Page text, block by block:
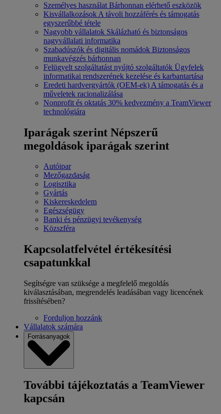
Személyes használat Bárhonnan elérhető eszközök
Kisvállalkozások A távoli hozzáférés és támogatás
egyszerűbbé tétele
Nagyobb vállalatok Skálázható és biztonságos
nagyvállalati informatika
Szabadúszók és digitális nomádok Biztonságos
munkavégzés bárhonnan
Felügyelt szolgáltatást nyújtó szolgáltatók Ügyfelek
informatikai rendszerének kezelése és karbantartása
Eredeti hardvergyártók (OEM-ek) A támogatás és a
műveletek racionalizálása
Nonprofit és oktatás 30% kedvezmény a TeamViewer
technológiára
Iparágak szerint Népszerű
megoldások iparágak szerint
Autóipar
Mezőgazdaság
Logisztika
Gyártás
Kiskereskedelem
Egészségügy
Banki és pénzügyi tevékenység
Közszféra
Kapcsolatfelvétel értékesítési
csapatunkkal
Segítségre van szüksége a megfelelő megoldás
kiválasztásában, megrendelés leadásában vagy licencének
frissítésében?
Forduljon hozzánk
Vállalatok számára
Forrásanyagok
További tájékoztatás a TeamViewer
kapcsán